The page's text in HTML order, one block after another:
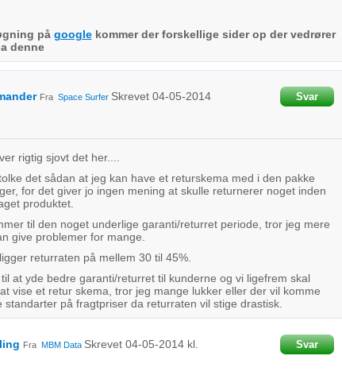
på googlekommer der forskellige sider op der vedrører
denne
Fra Space Surfer Skrevet 04-05-2014
Svar
rigtig sjovt det her....
det sådan at jeg kan have et returskema med i den pakke
for det giver jo ingen mening at skulle returnerer noget inden
produktet.
til den noget underlige garanti/returret periode, tror jeg mere
give problemer for mange.
returraten på mellem 30 til 45%.
at yde bedre garanti/returret til kunderne og vi ligefrem skal
vise et retur skema, tror jeg mange lukker eller der vil komme
standarter på fragtpriser da returraten vil stige drastisk.
Fra MBM Data Skrevet 04-05-2014kl.
Svar